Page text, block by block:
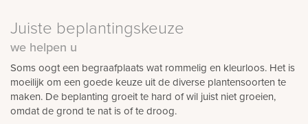
Juiste beplantingskeuze
we helpen u
Soms oogt een begraafplaats wat rommelig en kleurloos. Het is
moeilijk om een goede keuze uit de diverse plantensoorten te
maken. De beplanting groeit te hard of wil juist niet groeien,
omdat de grond te nat is of te droog.